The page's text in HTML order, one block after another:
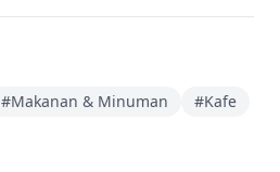
#Makanan & Minuman
#Kafe